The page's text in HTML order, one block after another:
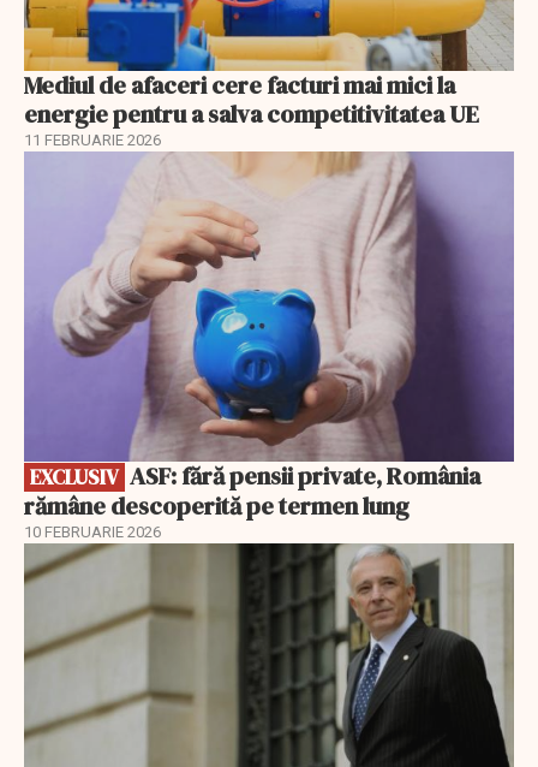
Mediul de afaceri cere facturi mai mici la
energie pentru a salva competitivitatea UE
11 FEBRUARIE 2026
EXCLUSIV
rămâne descoperită pe termen lung
10 FEBRUARIE 2026